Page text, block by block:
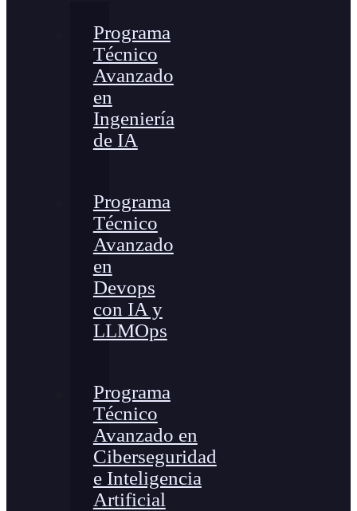
Programa
Técnico
Avanzado
en
Ingeniería
de IA
Programa
Técnico
Avanzado
en
Devops
con IA y
LLMOps
Programa
Técnico
Avanzado en
Ciberseguridad
e Inteligencia
Artificial